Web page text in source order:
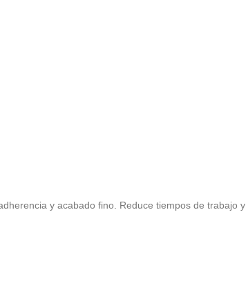
y acabado fino. Reduce tiempos de trabajo